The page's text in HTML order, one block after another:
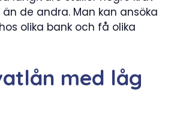
de andra. Man kan ansöka
olika bank och få olika
med låg